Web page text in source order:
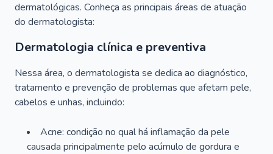
dermatológicas. Conheça as principais áreas de atuação
do dermatologista:
Dermatologia clínica e preventiva
Nessa área, o dermatologista se dedica ao diagnóstico,
tratamento e prevenção de problemas que afetam pele,
cabelos e unhas, incluindo:
Acne: condição no qual há inflamação da pele
causada principalmente pelo acúmulo de gordura e